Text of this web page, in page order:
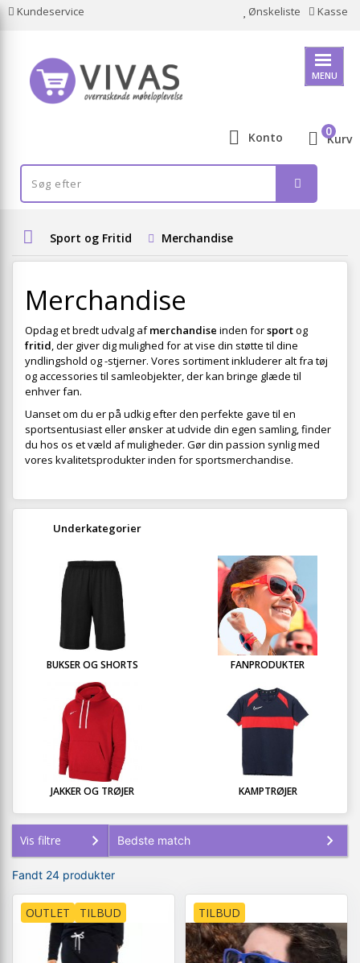
Kundeservice Ønskeliste Kasse
MENU
Konto Kurv
0
Sport og Fritid Merchandise
Merchandise
Opdag et bredt udvalg afmerchandise inden forsportog
fritid, der giver dig mulighed for at vise din støtte til dine
yndlingshold og -stjerner. Vores sortiment inkluderer alt fra tøj
og accessories til samleobjekter, der kan bringe glæde til
enhver fan.
Uanset om du er på udkig efter den perfekte gave til en
sportsentusiast eller ønsker at udvide din egen samling, finder
du hos os et væld af muligheder. Gør din passion synlig med
vores kvalitetsprodukter inden for sportsmerchandise.
Underkategorier
BUKSER OG SHORTS FANPRODUKTER
JAKKER OG TRØJER KAMPTRØJER
Vis filtre
Fandt 24 produkter
OUTLET TILBUD TILBUD